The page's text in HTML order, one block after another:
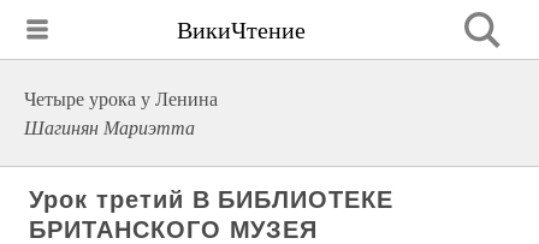
ВикиЧтение
Четыре урока у Ленина
Шагинян Мариэтта
Урок третий В БИБЛИОТЕКЕ
БРИТАНСКОГО МУЗЕЯ